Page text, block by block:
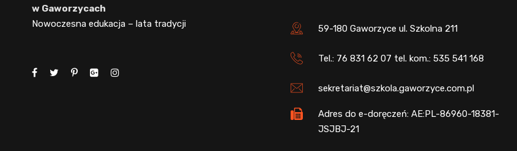
w Gaworzycach
Nowoczesna edukacja – lata tradycji
59-180 Gaworzyce ul. Szkolna 211
Tel.: 76 831 62 07 tel. kom.: 535 541 168
sekretariat@szkola.gaworzyce.com.pl
Adres do e-doręczeń: AE:PL-86960-18381-
JSJBJ-21